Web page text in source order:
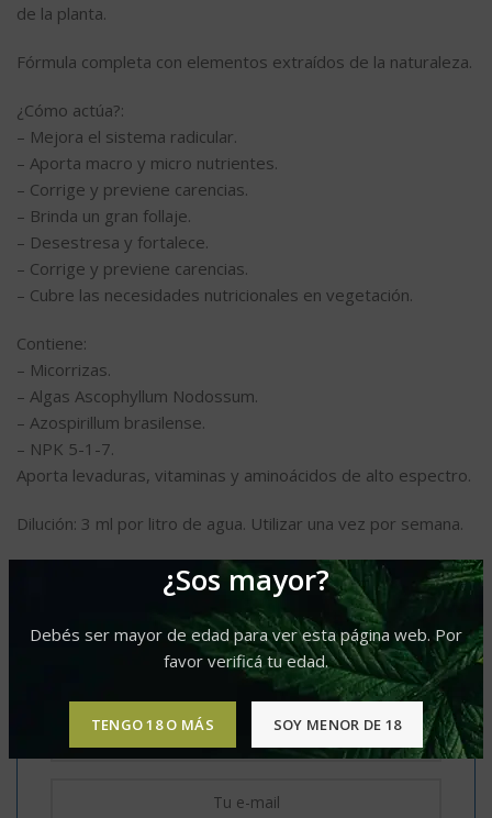
¿Sos mayor?
Debés ser mayor de edad para ver esta página web. Por
favor verificá tu edad.
TENGO 18 O MÁS SOY MENOR DE 18
de la planta.
Fórmula completa con elementos extraídos de la naturaleza.
¿Cómo actúa?:
– Mejora el sistema radicular.
– Aporta macro y micro nutrientes.
– Corrige y previene carencias.
– Brinda un gran follaje.
– Desestresa y fortalece.
– Corrige y previene carencias.
– Cubre las necesidades nutricionales en vegetación.
Contiene:
– Micorrizas.
– Algas Ascophyllum Nodossum.
– Azospirillum brasilense.
– NPK 5-1-7.
Aporta levaduras, vitaminas y aminoácidos de alto espectro.
Dilución: 3 ml por litro de agua. Utilizar una vez por semana.
Enviar e-mail cuando este producto vuelva
a ingresar